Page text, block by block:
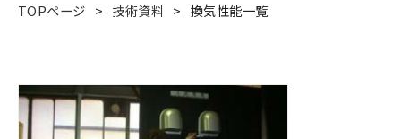
TOPページ 技術資料 換気性能一覧